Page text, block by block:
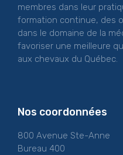
membres dans leur
formation continue, des
dans le domaine de la
favoriser une meilleure
aux chevaux du Québec.
Nos coordonnées
800 Avenue Ste-Anne
Bureau 400